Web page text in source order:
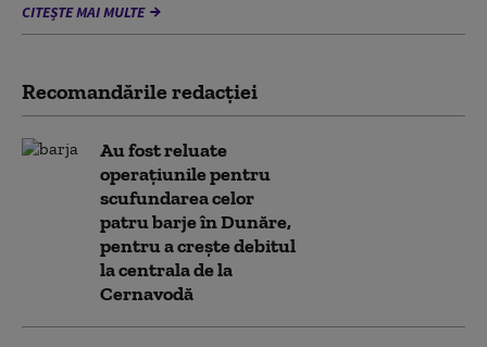
CITEȘTE MAI MULTE
Recomandările redacţiei
Au fost reluate
operațiunile pentru
scufundarea celor
patru barje în Dunăre,
pentru a crește debitul
la centrala de la
Cernavodă